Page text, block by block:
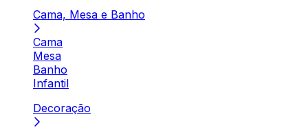
Cama, Mesa e Banho
Cama
Mesa
Banho
Infantil
Decoração